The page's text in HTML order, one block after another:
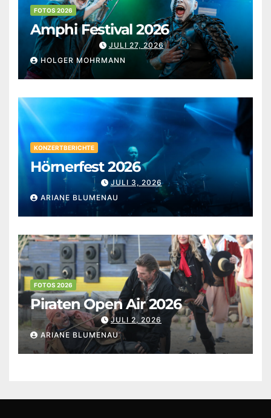
FOTOS 2026
Amphi Festival 2026
JULI 27, 2026
HOLGER MOHRMANN
KONZERTBERICHTE
Hörnerfest 2026
JULI 3, 2026
ARIANE BLUMENAU
FOTOS 2026
Piraten Open Air 2026
JULI 2, 2026
ARIANE BLUMENAU